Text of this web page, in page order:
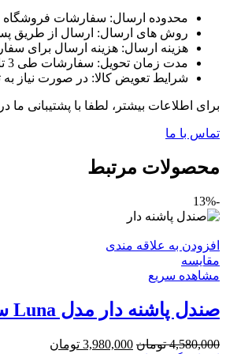
محدوده ارسال: سفارشات فروشگاه
روش های ارسال: ارسال از طریق
هزینه ارسال: هزینه ارسال برای سفارشات پستی از 65 هزار تومان تا
مدت زمان تحویل: سفارشات طی 3 تا 5 روز کاری به دست شما می رسند.
شرایط تعویض کالا: در صورت نیاز به
برای اطلاعات بیشتر، لطفا با پشتیبانی ما
تماس با ما
محصولات مرتبط
-13%
افزودن به علاقه مندی
مقایسه
مشاهده سریع
صندل پاشنه دار مدل Luna سفید _ کد 2896
4,580,000 تومان 3,980,000 تومان